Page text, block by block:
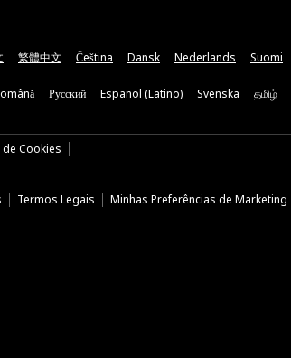
繁體中文 Čeština Dansk Nederlands Suomi
Русский Español (Latino) Svenska தமிழ்
Cookies
Termos Legais Minhas Preferências de Marketing